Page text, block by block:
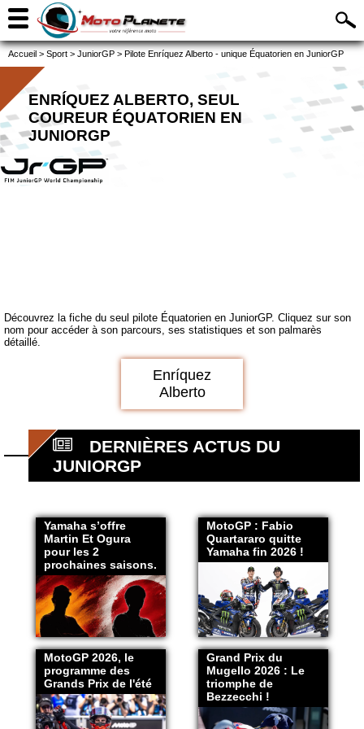
Accueil > Sport > JuniorGP > Pilote Enríquez Alberto - unique Équatorien en JuniorGP
ENRÍQUEZ ALBERTO, SEUL
COUREUR ÉQUATORIEN EN
JUNIORGP
Découvrez la fiche du seul pilote Équatorien en JuniorGP. Cliquez sur son
nom pour accéder à son parcours, ses statistiques et son palmarès
détaillé.
Enríquez
Alberto
DERNIÈRES ACTUS DU
JUNIORGP
Yamaha s’offre
Martin Et Ogura
pour les 2
prochaines saisons.
MotoGP : Fabio
Quartararo quitte
Yamaha fin 2026 !
MotoGP 2026, le
programme des
Grands Prix de l'été
Grand Prix du
Mugello 2026 : Le
triomphe de
Bezzecchi !